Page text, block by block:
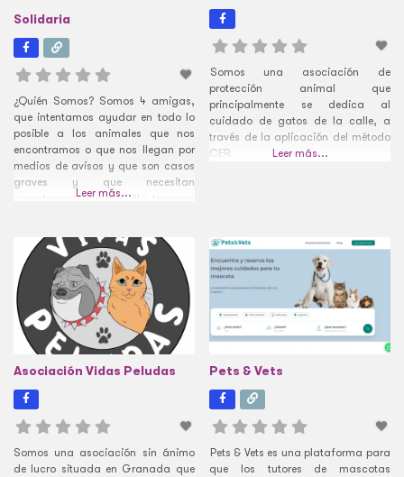
Solidaria
¿Quién Somos? Somos 4 amigas,
que intentamos ayudar en todo lo
posible a los animales que nos
encontramos o que nos llegan por
medios de avisos y que son casos
graves y que necesitan
urgentemente ayuda. No tenemos
de nuestros animales están en
acogidas pagadas, lo cual nos
impide seguir
Leer más...
Somos una asociación de
protección animal que
principalmente se dedica al
cuidado de gatos de la calle, a
través de la aplicación del método
CER.
Leer más...
Asociación Vidas Peludas
Somos una asociación sin ánimo
de lucro situada en Granada que
Pets & Vets
Pets & Vets es una plataforma para
que los tutores de mascotas